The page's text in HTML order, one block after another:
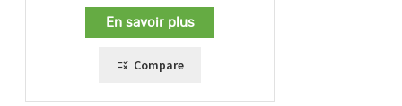
En savoir plus
Compare